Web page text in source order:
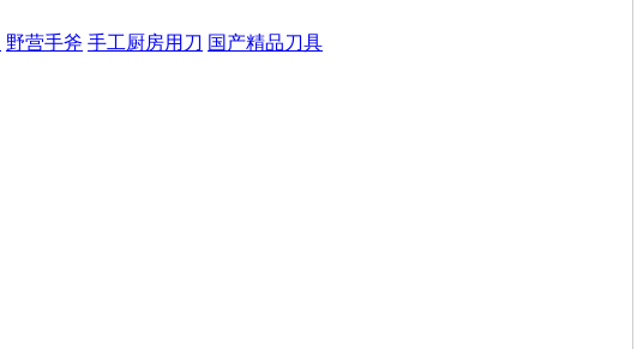
野营手斧 手工厨房用刀 国产精品刀具